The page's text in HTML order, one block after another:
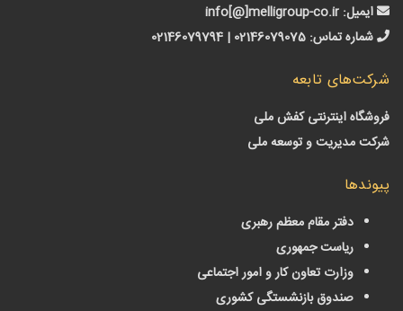
info[@]melligroup-co.ir
تماس:02146079075 | 02146079794
تابعه
اینترنتی کفش ملی
مدیریت و توسعه ملی
دفتر مقام معظم رهبری
ریاست جمهوری
وزارت تعاون کار و امور اجتماعی
صندوق بازنشستگی کشوری